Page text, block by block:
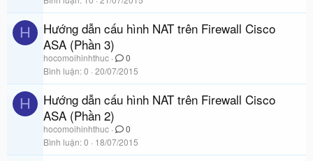
H
Hướng dẫn cấu hình NAT trên Firewall Cisco
ASA (Phần 3)
hocomoihinhthuc
0
Bình luận 0 20/07/2015
H
Hướng dẫn cấu hình NAT trên Firewall Cisco
ASA (Phần 2)
hocomoihinhthuc
0
Bình luận 0 18/07/2015